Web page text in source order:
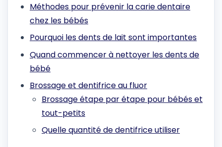
Méthodes pour prévenir la carie dentaire
chez les bébés
Pourquoi les dents de lait sont importantes
Quand commencer à nettoyer les dents de
bébé
Brossage et dentifrice au fluor
Brossage étape par étape pour bébés et
tout-petits
Quelle quantité de dentifrice utiliser